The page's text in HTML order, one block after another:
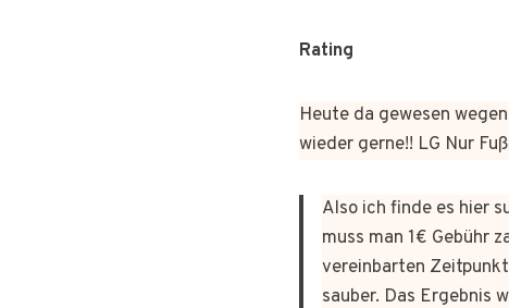
Rating
Heute da gewesen
wieder gerne!! LG Nur
Also ich finde es hier
muss man 1€ Gebühr
vereinbarten
sauber. Das Ergebnis